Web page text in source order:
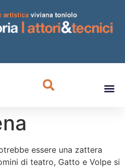
essere una zattera
di teatro, Gatto e Volpe si